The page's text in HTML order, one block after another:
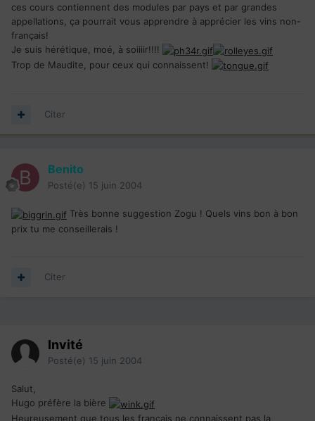
ces cours contiennent des modules par pays et par grandes
appellations, ça pourrait vous apprendre à apprécier les vins non-
français!
Je suis hérétique, moé, à soiiiir!!!!
Trop de Maudite, pour ceux qui connaissent!
Citer
Benito
Posté(e) 15 juin 2004
Très bonne suggestion Zogu ! Quels vins bon à bon
prix tu me conseillerais !
Citer
Invité
Posté(e) 15 juin 2004
Salut,
Hugo préfère la bière
Heureusement que tous les français ne connaissent pas la